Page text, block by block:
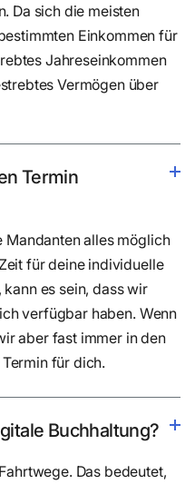
Da sich die meisten
Einkommen für
Jahreseinkommen
Vermögen über
Termin
Mandanten alles möglich
für deine individuelle
es sein, dass wir
verfügbar haben. Wenn
aber fast immer in den
für dich.
Buchhaltung?
Das bedeutet,